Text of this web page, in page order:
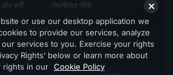
और शर्तें गोपनीयता नीति
सहायता
or use our desktop application we
to provide our services, analyze
services to you. Exercise your rights
Rights’ below or learn more about
rights in our Cookie Policy